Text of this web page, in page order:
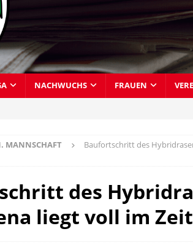
NACHWUCHS FRAUEN
MANNSCHAFT
Baufortschritt des
des
liegt voll im